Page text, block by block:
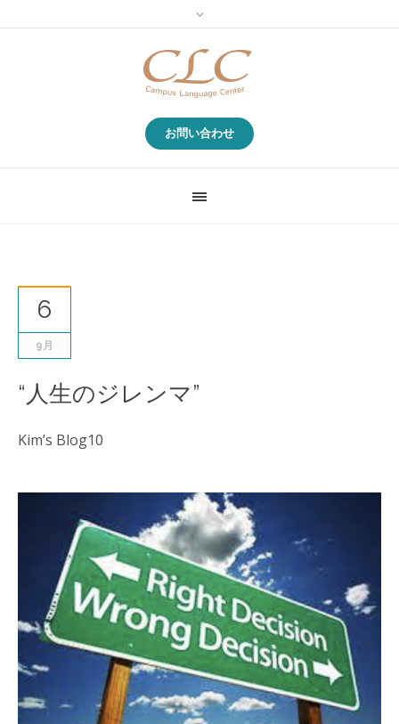
お問い合わせ
6
9月
“人生のジレンマ”
Kim’s Blog10